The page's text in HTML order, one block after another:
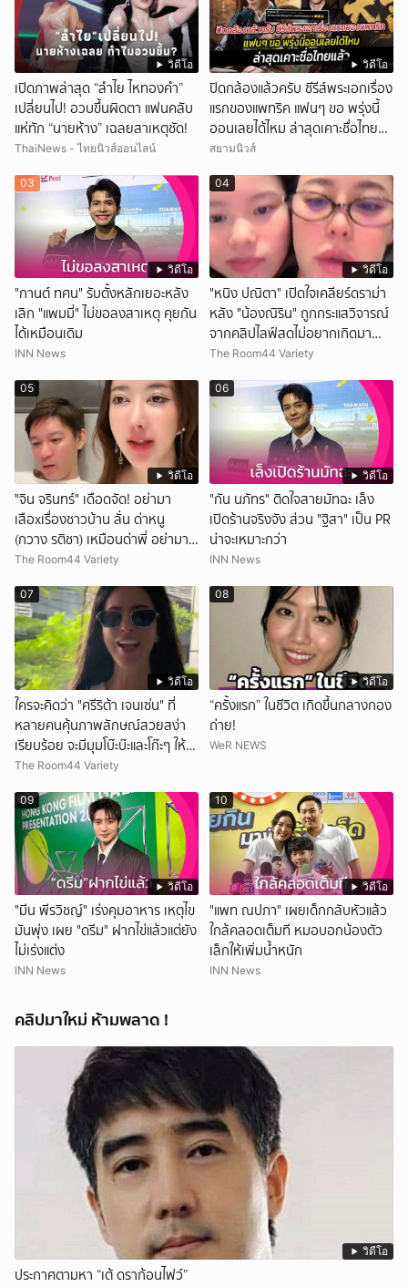
วิดีโอ
เปิดภาพล่าสุด “ลำไย ไหทองคำ”
เปลี่ยนไป! อวบขึ้นผิดตา แฟนคลับ
แห่ทัก “นายห้าง” เฉลยสาเหตุชัด!
ThaiNews - ไทยนิวส์ออนไลน์
วิดีโอ
ปิดกล้องแล้วครับ ซีรีส์พระเอกเรื่อง
แรกของแพทริค แฟนๆ ขอ พรุ่งนี้
ออนเลยได้ไหม ล่าสุดเคาะชื่อไทย
แล้ว
สยามนิวส์
วิดีโอ
03
"กานต์ ทศน" รับตั้งหลักเยอะหลัง
เลิก "แพมมี่" ไม่ขอลงสาเหตุ คุยกัน
ได้เหมือนเดิม
INN News
วิดีโอ
04
"หนิง ปณิตา" เปิดใจเคลียร์ดราม่า
หลัง "น้องณิริน" ถูกกระแสวิจารณ์
จากคลิปไลฟ์สดไม่อยากเกิดมา
หน้าเหมือนพ่อ
The Room44 Variety
วิดีโอ
05
ั่"จิน จรินทร์" เดือดจัด! อย่ามา
เสือxเรื่องชาวบ้าน ลั่น ด่าหนู
(กวาง รติชา) เหมือนด่าพี่ อย่ามา
ยุ่งกับคนของผม จบ!!!
The Room44 Variety
วิดีโอ
06
"กัน นภัทร" ติดใจสายมัทฉะ เล็ง
เปิดร้านจริงจัง ส่วน "ฐิสา" เป็น PR
น่าจะเหมาะกว่า
INN News
วิดีโอ
07
ใครจะคิดว่า "ศรีริต้า เจนเซ่น" ที่
หลายคนคุ้นภาพลักษณ์สวยสง่า
เรียบร้อย จะมีมุมโบ๊ะบ๊ะและโก๊ะๆ ให้ได้
อมยิ้มเหมือนกัน งานนี้ทำเอาแฟนๆ
The Room44 Variety
วิดีโอ
08
“ครั้งแรก” ในชีวิต เกิดขึ้นกลางกอง
ถ่าย!
WeR NEWS
วิดีโอ
09
"มีน พีรวิชญ์" เร่งคุมอาหาร เหตุไข
มันพุ่ง เผย "ดรีม" ฝากไข่แล้วแต่ยัง
ไม่เร่งแต่ง
INN News
วิดีโอ
10
"แพท ณปภา" เผยเด็กกลับหัวแล้ว
ใกล้คลอดเต็มที หมอบอกน้องตัว
เล็กให้เพิ่มน้ำหนัก
INN News
คลิปมาใหม่ ห้ามพลาด !
วิดีโอ
ประกาศตามหา “เต้ ดราก้อนไฟว์”